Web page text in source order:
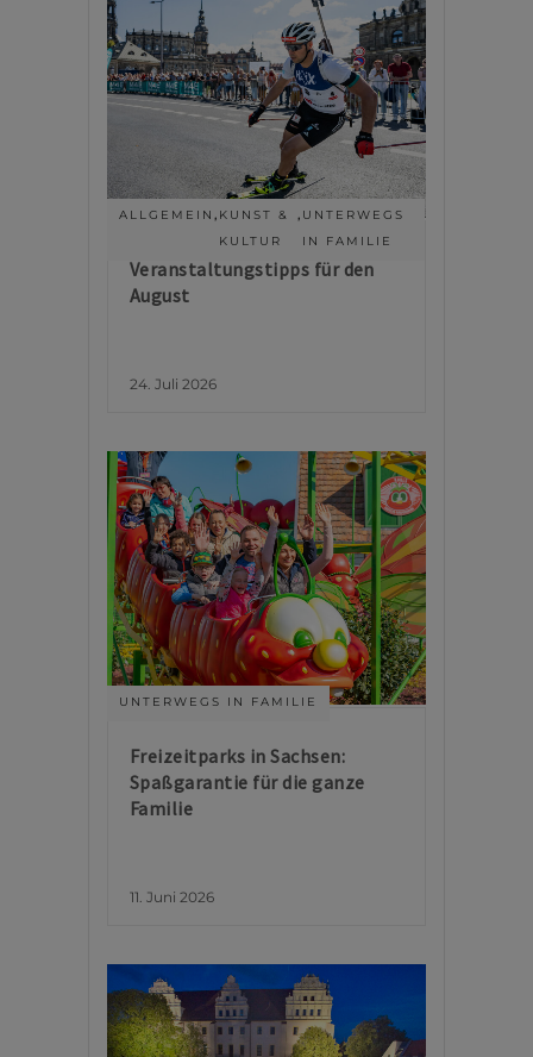
ALLGEMEIN , KUNST &
KULTUR
, UNTERWEGS
IN FAMILIE
Veranstaltungstipps für den
August
24. Juli 2026
UNTERWEGS IN FAMILIE
Freizeitparks in Sachsen:
Spaßgarantie für die ganze
Familie
11. Juni 2026